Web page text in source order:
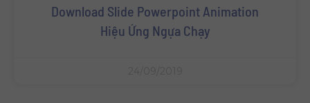
Download Slide Powerpoint Animation
Hiệu Ứng Ngựa Chạy